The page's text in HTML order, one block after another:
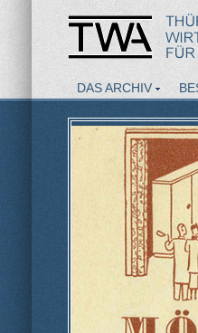
DAS ARCHIV